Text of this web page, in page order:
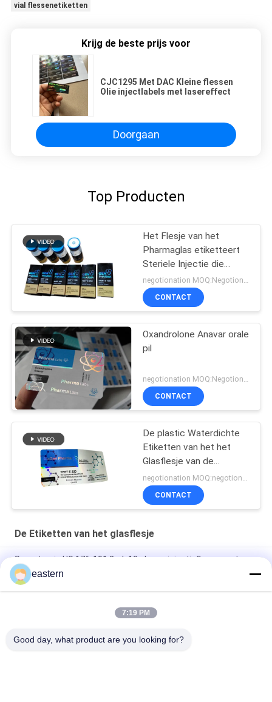
vial flessenetiketten
Krijg de beste prijs voor
CJC1295 Met DAC Kleine flessen
Olie injectlabels met lasereffect
Doorgaan
Top Producten
Het Flesje van het
Pharmaglas etiketteert
Steriele Injectie die
Farmaceutische
Verpakking drukt
negotionation MOQ:Negotionation
CONTACT
Oxandrolone Anavar orale
pil
negotionation MOQ:Negotionation
CONTACT
De plastic Waterdichte
Etiketten van het het
Glasflesje van de
Hologramtest euro 250
CONTACT
De Etiketten van het glasflesje
Somatropin HG 176-191 2mlx10 glazen injectieflacon met
etiketten
tren-acetaatflacon Flaconlabels met volledige set paer-
eastern
7:19 PM
Good day, what product are you looking for?